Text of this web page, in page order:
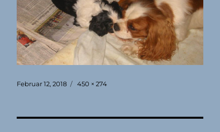
Veröffentlicht
Februar 12, 2018 Originalgröße
450 × 274